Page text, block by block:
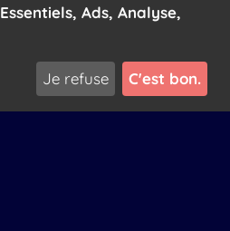
Essentiels, Ads, Analyse,
Je refuse C'est bon.